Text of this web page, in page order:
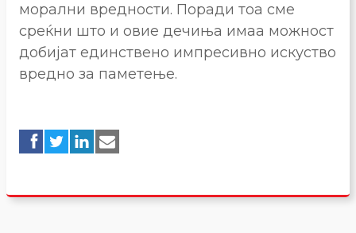
морални вредности. Поради тоа сме
среќни што и овие дечиња имаа можност
добијат единствено импресивно искуство
вредно за паметење.